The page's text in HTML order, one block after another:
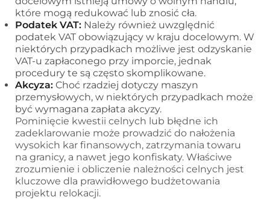
które mogą redukować lub znosić cła.
Podatek VAT: Należy również uwzględnić
podatek VAT obowiązujący w kraju docelowym. W
niektórych przypadkach możliwe jest odzyskanie
VAT-u zapłaconego przy imporcie, jednak
procedury te są często skomplikowane.
Akcyza: Choć rzadziej dotyczy maszyn
przemysłowych, w niektórych przypadkach może
być wymagana zapłata akcyzy.
Pominięcie kwestii celnych lub błędne ich
zadeklarowanie może prowadzić do nałożenia
wysokich kar finansowych, zatrzymania towaru
na granicy, a nawet jego konfiskaty. Właściwe
zrozumienie i obliczenie należności celnych jest
kluczowe dla prawidłowego budżetowania
projektu relokacji.